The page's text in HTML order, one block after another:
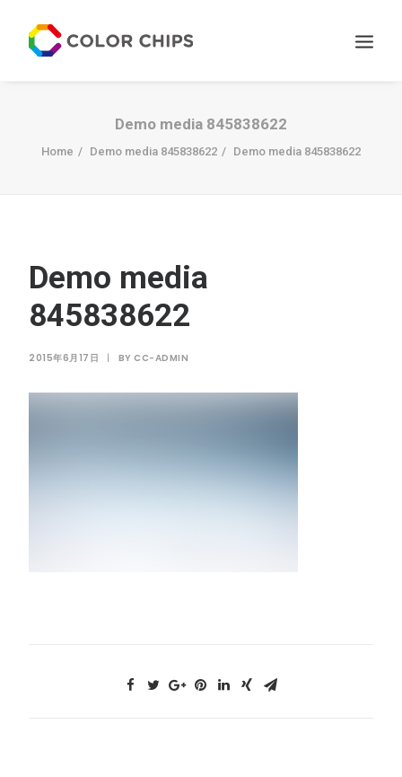
サービス
ニュース
Demo media 845838622
Home Demo media 845838622 Demo media 845838622
Demo media
845838622
2015年6月17日 | BY CC-ADMIN